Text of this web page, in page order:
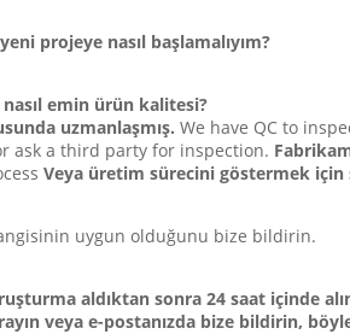
projeye nasıl başlamalıyım?
emin ürün kalitesi?
uzmanlaşmış. We have QC to
ask a third party for inspection.
Veya üretim sürecini göstermek
uygun olduğunu bize bildirin.
aldıktan sonra 24 saat içinde
veya e-postanızda bize bildirin,